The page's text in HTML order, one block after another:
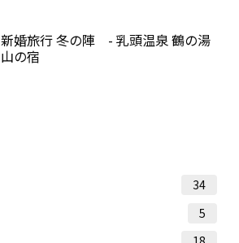
新婚旅行 冬の陣 - 乳頭温泉 鶴の湯
山の宿
34
5